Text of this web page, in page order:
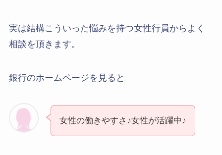
実は結構こういった悩みを持つ女性行員からよく
相談を頂きます。
銀行のホームページを見ると
女性の働きやすさ♪女性が活躍中♪